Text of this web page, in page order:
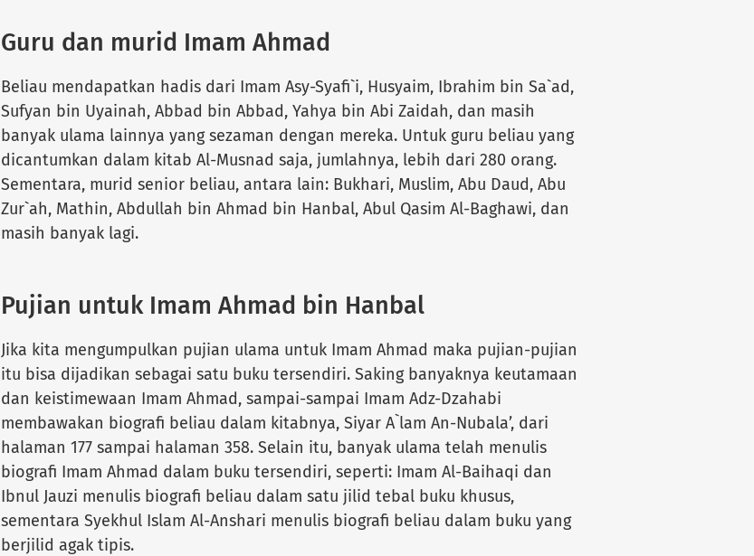
Guru dan murid Imam Ahmad
Beliau mendapatkan hadis dari Imam Asy-Syafi`i, Husyaim, Ibrahim bin Sa`ad,
Sufyan bin Uyainah, Abbad bin Abbad, Yahya bin Abi Zaidah, dan masih
banyak ulama lainnya yang sezaman dengan mereka. Untuk guru beliau yang
dicantumkan dalam kitab Al-Musnad saja, jumlahnya, lebih dari 280 orang.
Sementara, murid senior beliau, antara lain: Bukhari, Muslim, Abu Daud, Abu
Zur`ah, Mathin, Abdullah bin Ahmad bin Hanbal, Abul Qasim Al-Baghawi, dan
masih banyak lagi.
Pujian untuk Imam Ahmad bin Hanbal
Jika kita mengumpulkan pujian ulama untuk Imam Ahmad maka pujian-pujian
itu bisa dijadikan sebagai satu buku tersendiri. Saking banyaknya keutamaan
dan keistimewaan Imam Ahmad, sampai-sampai Imam Adz-Dzahabi
membawakan biografi beliau dalam kitabnya, Siyar A`lam An-Nubala’, dari
halaman 177 sampai halaman 358. Selain itu, banyak ulama telah menulis
biografi Imam Ahmad dalam buku tersendiri, seperti: Imam Al-Baihaqi dan
Ibnul Jauzi menulis biografi beliau dalam satu jilid tebal buku khusus,
sementara Syekhul Islam Al-Anshari menulis biografi beliau dalam buku yang
berjilid agak tipis.